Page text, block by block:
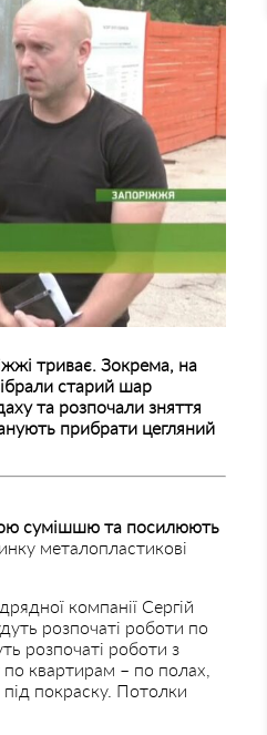
триває. Зокрема, на
старий шар
та розпочали зняття
прибрати цегляний
сумішшю та посилюють
металопластикові
компанії Сергій
розпочаті роботи по
розпочаті роботи з
квартирам – по полах,
покраску. Потолки